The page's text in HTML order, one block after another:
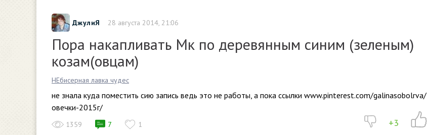
ДжулиЯ 28 августа 2014, 21:06
Пора накапливать Мк по деревянным синим (зеленым)
козам(овцам)
НЕбисерная лавка чудес
не знала куда поместить сию запись ведь это не работы, а пока ссылки www.pinterest.com/galinasobolrva/
овечки-2015г/
+3
1359 7 1